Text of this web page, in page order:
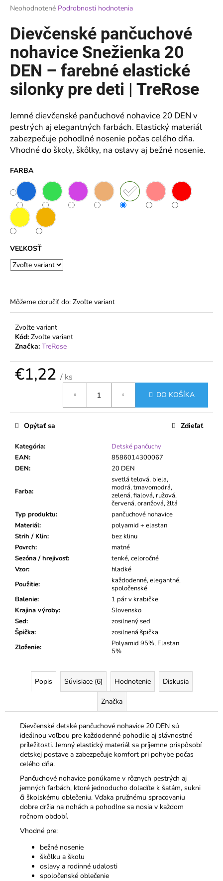
Priemerné
produktu
je
5
hviezdičiek.
Neohodnotené Podrobnosti hodnotenia
Dievčenské pančuchové
nohavice Snežienka 20
DEN – farebné elastické
silonky pre deti | TreRose
Jemné dievčenské pančuchové nohavice 20 DEN v
pestrých aj elegantných farbách. Elastický materiál
zabezpečuje pohodlné nosenie počas celého dňa.
Vhodné do školy, škôlky, na oslavy aj bežné nosenie.
FARBA
VEĽKOSŤ
Môžeme doručiť do: Zvoľte variant
Zvoľte variant
Kód: Zvoľte variant
Značka: TreRose
€1,22 / ks
DO KOŠÍKA
Kategória:
Detské pančuchy
EAN:
8586014300067
DEN: 20 DEN
Farba:
svetlá telová, biela,
modrá, tmavomodrá,
zelená, fialová, ružová,
červená, oranžová, žltá
Typ produktu:
pančuchové nohavice
Materiál:
polyamid + elastan
Strih / Klin:
bez klinu
Povrch:
matné
Sezóna / hrejivosť:
tenké, celoročné
Vzor:
hladké
Použitie:
každodenné, elegantné,
spoločenské
Balenie:
1 pár v krabičke
Krajina výroby:
Slovensko
Sed:
zosilnený sed
Špička:
zosilnená špička
Zloženie:
Polyamid 95%, Elastan
5%
Opýtať sa Zdieľať
Popis Súvisiace (6) Hodnotenie Diskusia
Značka
Dievčenské detské pančuchové nohavice 20 DEN sú
ideálnou voľbou pre každodenné pohodlie aj slávnostné
príležitosti. Jemný elastický materiál sa príjemne prispôsobí
detskej postave a zabezpečuje komfort pri pohybe počas
celého dňa.
Pančuchové nohavice ponúkame v rôznych pestrých aj
jemných farbách, ktoré jednoducho doladíte k šatám, sukni
či školskému oblečeniu. Vďaka pružnému spracovaniu
dobre držia na nohách a pohodlne sa nosia v každom
ročnom období.
Vhodné pre:
bežné nosenie
škôlku a školu
oslavy a rodinné udalosti
spoločenské oblečenie
á
j
s
ť
?
HĽADAŤ
d
o
ú
č
a
m
e
NOHAVICE
VETERNICA
DEN
VEĽKÝM
€1,99